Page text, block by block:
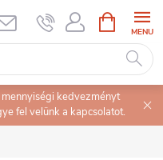
KOSÁR
kedvezményt
fel velünk a kapcsolatot.